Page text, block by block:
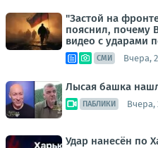
"Застой на
пояснил, почему
видео с ударами
СМИ Вчера,
Лысая башка
ПАБЛИКИ Вчера,
Удар нанесён по